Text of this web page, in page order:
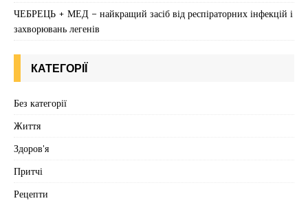
ЧЕБРЕЦЬ + МЕД – найкращий засіб від респіраторних інфекцій і
захворювань легенів
КАТЕГОРІЇ
Без категорії
Життя
Здоров'я
Притчі
Рецепти